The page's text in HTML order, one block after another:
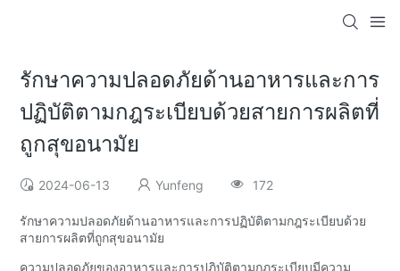
รักษาความปลอดภัยด้านอาหารและการ
ปฏิบัติตามกฎระเบียบด้วยสายการผลิตที่
ถูกสุขอนามัย
2024-06-13 Yunfeng 172
รักษาความปลอดภัยด้านอาหารและการปฏิบัติตามกฎระเบียบด้วย
สายการผลิตที่ถูกสุขอนามัย
ความปลอดภัยของอาหารและการปฏิบัติตามกฎระเบียบมีความ